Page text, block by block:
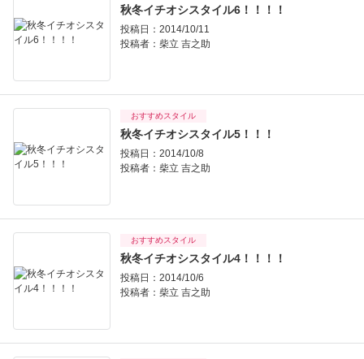
秋冬イチオシスタイル6！！！！
投稿日：2014/10/11
投稿者： 柴立 吉之助
おすすめスタイル
秋冬イチオシスタイル5！！！
投稿日：2014/10/8
投稿者： 柴立 吉之助
おすすめスタイル
秋冬イチオシスタイル4！！！！
投稿日：2014/10/6
投稿者： 柴立 吉之助